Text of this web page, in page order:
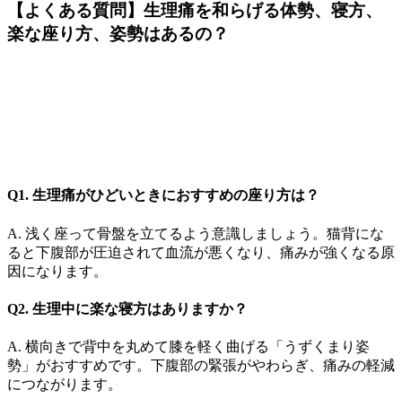
【よくある質問】生理痛を和らげる体勢、寝方、
楽な座り方、姿勢はあるの？
Q1. 生理痛がひどいときにおすすめの座り方は？
A. 浅く座って骨盤を立てるよう意識しましょう。猫背にな
ると下腹部が圧迫されて血流が悪くなり、痛みが強くなる原
因になります。
Q2. 生理中に楽な寝方はありますか？
A. 横向きで背中を丸めて膝を軽く曲げる「うずくまり姿
勢」がおすすめです。下腹部の緊張がやわらぎ、痛みの軽減
につながります。